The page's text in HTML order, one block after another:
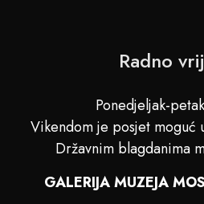
Radno
Ponedjeljak-
Vikendom je posjet moguć
Državnim blagdanima
GALERIJA MUZEJA